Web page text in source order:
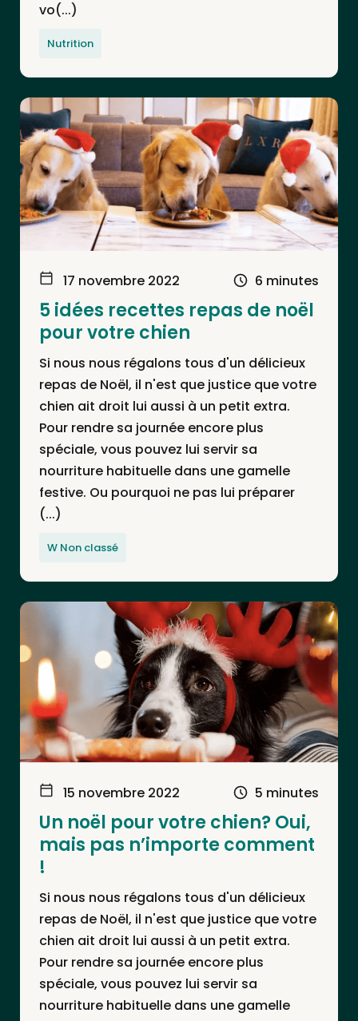
vo(...)
Nutrition
17 novembre 2022 6 minutes
5 idées recettes repas de noël
pour votre chien
Si nous nous régalons tous d'un délicieux
repas de Noël, il n'est que justice que votre
chien ait droit lui aussi à un petit extra.
Pour rendre sa journée encore plus
spéciale, vous pouvez lui servir sa
nourriture habituelle dans une gamelle
festive. Ou pourquoi ne pas lui préparer
(...)
W Non classé
15 novembre 2022 5 minutes
Un noël pour votre chien? Oui,
mais pas n’importe comment
!
Si nous nous régalons tous d'un délicieux
repas de Noël, il n'est que justice que votre
chien ait droit lui aussi à un petit extra.
Pour rendre sa journée encore plus
spéciale, vous pouvez lui servir sa
nourriture habituelle dans une gamelle